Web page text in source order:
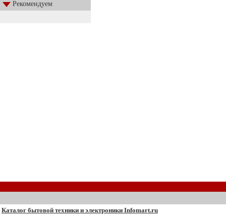
Рекомендуем
Каталог бытовой техники и электроники Infomart.ru